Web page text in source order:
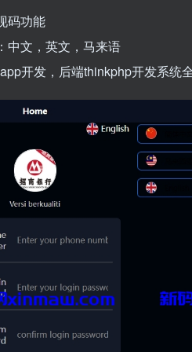
码功能
中文，英文，马来语
开发，后端thinkphp开发系统